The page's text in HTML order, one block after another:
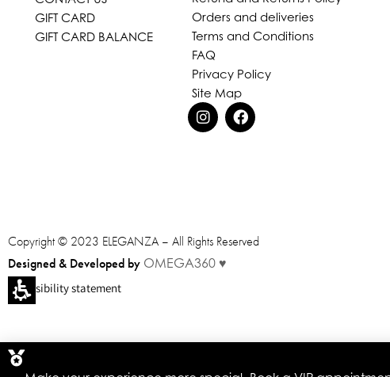
GIFT CARD
GIFT CARD BALANCE
Orders and deliveries
Terms and Conditions
FAQ
Privacy Policy
Site Map
Copyright © 2023 ELEGANZA – All Rights Reserved
Designed & Developed by OMEGA360 ♥
Accessibility statement
You
have